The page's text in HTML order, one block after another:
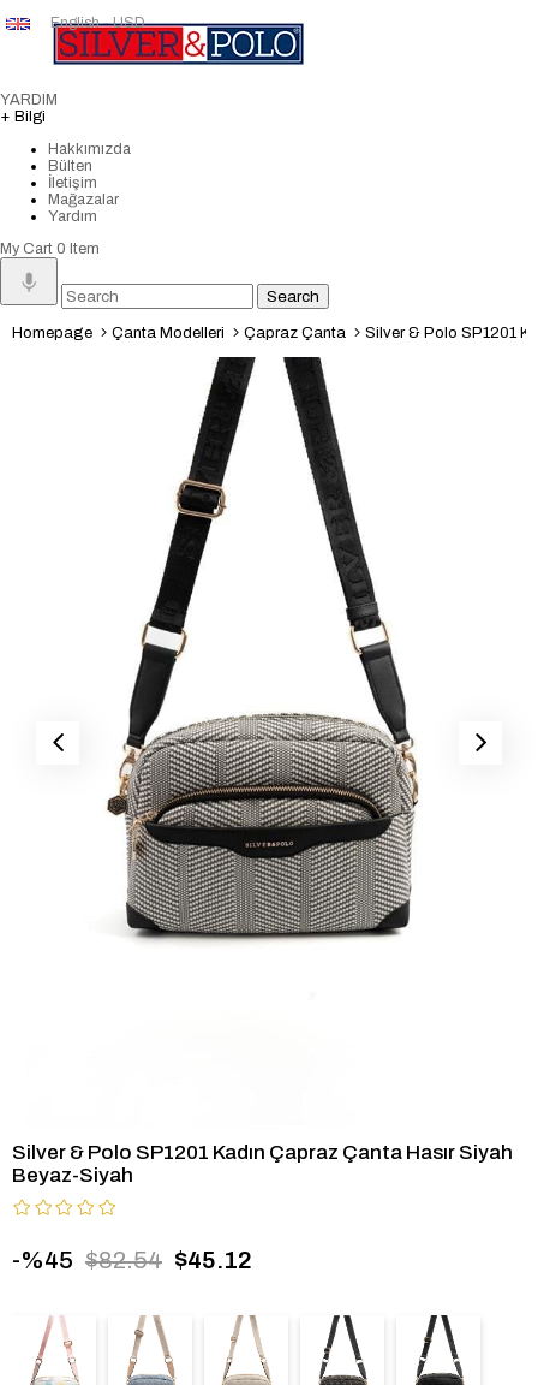
YARDIM
+ Bilgi
Hakkımızda
Bülten
İletişim
Mağazalar
Yardım
English - USD
My Cart 0 Item
Homepage Çanta Modelleri Çapraz Çanta Silver & Polo SP1201 Kadın
Silver & Polo SP1201 Kadın Çapraz Çanta Hasır Siyah
Beyaz-Siyah
45 $82.54 $45.12